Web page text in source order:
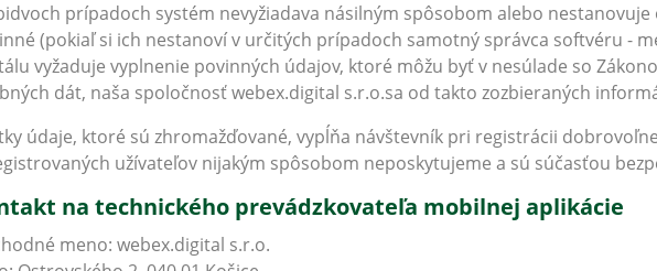
prípadoch systém nevyžiadava násilným spôsobom alebo nestanovuje
(pokiaľ si ich nestanoví v určitých prípadoch samotný správca softvéru -
vyžaduje vyplnenie povinných údajov, ktoré môžu byť v nesúlade so
dát, naša spoločnosť webex.digital s.r.o.sa od takto zozbieraných
údaje, ktoré sú zhromažďované, vypĺňa návštevník pri registrácii
užívateľov nijakým spôsobom neposkytujeme a sú súčasťou
na technického prevádzkovateľa mobilnej aplikácie
meno: webex.digital s.r.o.